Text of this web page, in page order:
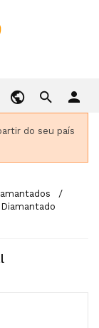
person
do seu país